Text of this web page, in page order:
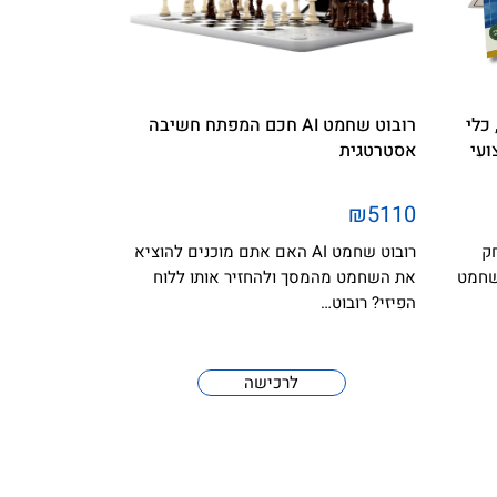
רובוט שחמט AI חכם המפתח חשיבה
אסטרטגית
₪5110
רובוט שחמט AI האם אתם מוכנים להוציא
את השחמט מהמסך ולהחזיר אותו ללוח
הפיזי? רובוט…
לרכישה